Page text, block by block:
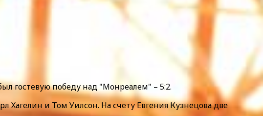
гостевую победу над "Монреалем" – 5:2.
Хагелин и Том Уилсон. На счету Евгения Кузнецова две